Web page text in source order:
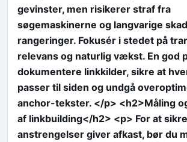
gevinster, men risikerer straf fra
søgemaskinerne og langvarige
rangeringer. Fokusér i stedet på
relevans og naturlig vækst. En god
dokumentere linkkilder, sikre at
passer til siden og undgå
anchor-tekster. </p> <h2>Måling
af linkbuilding</h2> <p> For at
anstrengelser giver afkast, bør du